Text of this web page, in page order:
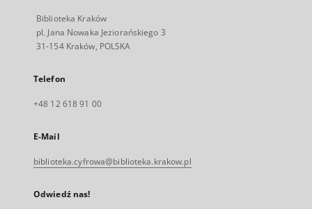
Biblioteka Kraków
pl. Jana Nowaka Jeziorańskiego 3
31-154 Kraków, POLSKA
Telefon
+48 12 618 91 00
E-Mail
biblioteka.cyfrowa@biblioteka.krakow.pl
Odwiedź nas!